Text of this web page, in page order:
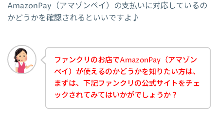
AmazonPay（アマゾンペイ）の支払いに対応しているの
かどうかを確認されるといいですよ♪
ファンクリのお店でAmazonPay（アマゾン
ペイ）が使えるのかどうかを知りたい方は、
まずは、下記ファンクリの公式サイトをチェ
ックされてみてはいかがでしょうか？